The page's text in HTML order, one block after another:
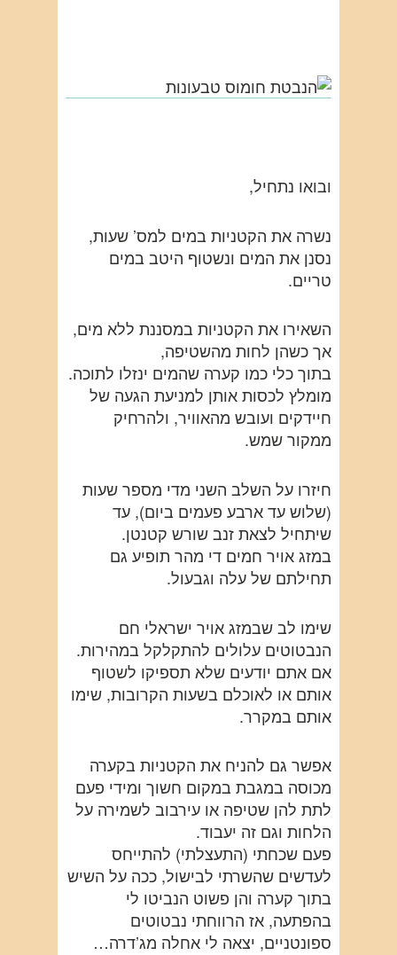
ובואו נתחיל,
נשרה את הקטניות במים למס’ שעות,
נסנן את המים ונשטוף היטב במים
טריים.
השאירו את הקטניות במסננת ללא מים,
אך כשהן לחות מהשטיפה,
בתוך כלי כמו קערה שהמים ינזלו לתוכה.
מומלץ לכסות אותן למניעת הגעה של
חיידקים ועובש מהאוויר, ולהרחיק
ממקור שמש.
חיזרו על השלב השני מדי מספר שעות
(שלוש עד ארבע פעמים ביום), עד
שיתחיל לצאת זנב שורש קטנטן.
במזג אויר חמים די מהר תופיע גם
תחילתם של עלה וגבעול.
שימו לב שבמזג אויר ישראלי חם
הנבטוטים עלולים להתקלקל במהירות.
אם אתם יודעים שלא תספיקו לשטוף
אותם או לאוכלם בשעות הקרובות, שימו
אותם במקרר.
אפשר גם להניח את הקטניות בקערה
מכוסה במגבת במקום חשוך ומידי פעם
לתת להן שטיפה או עירבוב לשמירה על
הלחות וגם זה יעבוד.
פעם שכחתי (התעצלתי) להתייחס
לעדשים שהשרתי לבישול, ככה על השיש
בתוך קערה והן פשוט הנביטו לי
בהפתעה, אז הרווחתי נבטוטים
ספונטניים, יצאה לי אחלה מג’דרה…